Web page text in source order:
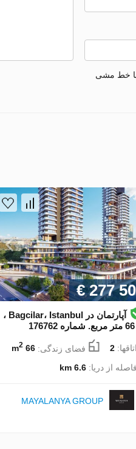
خط مشی
€ 277
آپارتمان در Bagcilar، Istanbul ،
اتاقها: 2 فضای زندگی: 66 m
2
فاصله از دریا: 6.6 km
MAYALANYA GROUP